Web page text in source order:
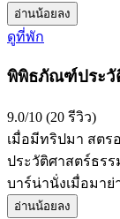
อ่านน้อยลง
ดูที่พัก
พิพิธภัณฑ์ประวั
9.0/10 (20 รีวิว)
เมื่อมีทริปมา สตร
ประวัติศาสตร์ธร
บาร์น่านั่งเมื่อมาย่
อ่านน้อยลง